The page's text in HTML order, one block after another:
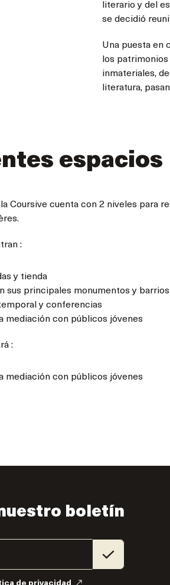
literario y del
se decidió
Una puesta en
los
inmateriales,
literatura,
espacios
Coursive cuenta con 2 niveles para
:
y tienda
sus principales monumentos y barrios
y conferencias
mediación con públicos jóvenes
:
mediación con públicos jóvenes
boletín